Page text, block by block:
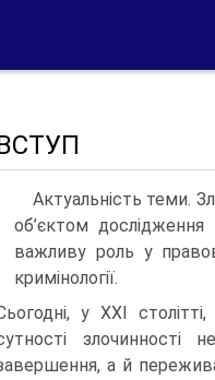
Актуальність теми.
об’єктом дослідження
важливу роль у
кримінології.
у ХХІ
а й